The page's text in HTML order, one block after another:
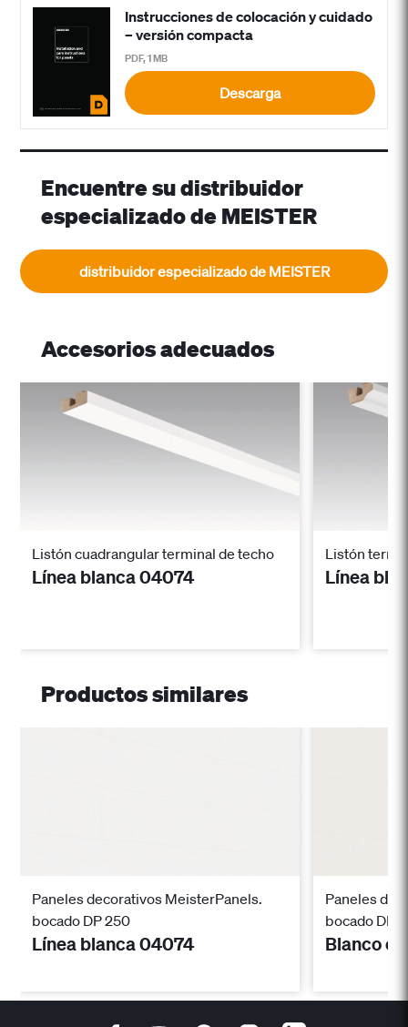
Instrucciones de colocación y cuidado
– versión compacta
PDF, 1 MB
Descarga
Encuentre su distribuidor
especializado de MEISTER
distribuidor especializado de MEISTER
Accesorios adecuados
Listón cuadrangular terminal de techo
Línea blanca 04074
Listón
Línea
Productos similares
Paneles decorativos MeisterPanels.
bocado DP 250
Línea blanca 04074
Paneles
bocado DP
Blanco